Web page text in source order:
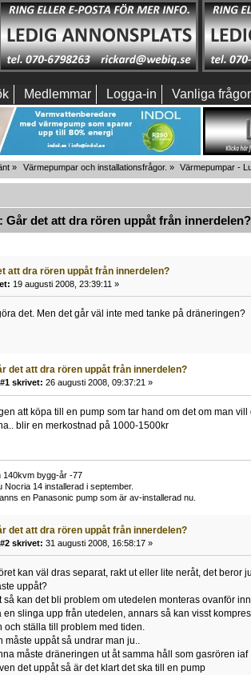
Medlemmar Logga-in Vanliga frågor
» Värmepumpar och installationsfrågor. » Värmepumpar -
Går det att dra rören uppåt från
att dra rören uppåt från innerdelen?
19 augusti 2008, 23:39:11 »
det. Men det går väl inte med tanke på dräneringen?
det att dra rören uppåt från innerdelen?
skrivet: 26 augusti 2008, 09:37:21 »
att köpa till en pump som tar hand om det om man
blir en merkostnad på 1000-1500kr
140kvm bygg-år -77
Nocria 14 installerad i september.
en Panasonic pump som är av-installerad nu.
det att dra rören uppåt från innerdelen?
skrivet: 31 augusti 2008, 16:58:17 »
kan väl dras separat, rakt ut eller lite neråt, det
uppåt?
så kan det bli problem om utedelen monteras ovanför
en slinga upp från utedelen, annars så kan visst
och ställa till problem med tiden.
måste uppåt så undrar man ju..
måste dräneringen ut åt samma håll som gasrören iaf
det uppåt så är det klart det ska till en pump